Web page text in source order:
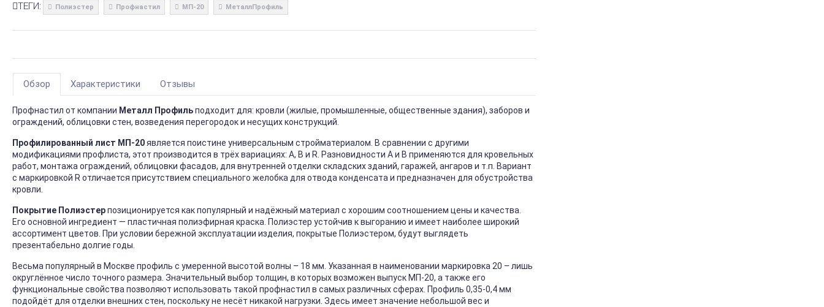
ТЕГИ: Полиэстер Профнастил МП-20 МеталлПрофиль
Обзор Характеристики Отзывы
Профнастил от компании Металл Профильподходит для: кровли (жилые, промышленные, общественные здания), заборов и
ограждений, облицовки стен, возведения перегородок и несущих конструкций.
Профилированный лист МП-20является поистине универсальным стройматериалом. В сравнении с другими
модификациями профлиста, этот производится в трёх вариациях: А, В и R. Разновидности А и В применяются для кровельных
работ, монтажа ограждений, облицовки фасадов, для внутренней отделки складских зданий, гаражей, ангаров и т.п. Вариант
с маркировкой R отличается присутствием специального желобка для отвода конденсата и предназначен для обустройства
кровли.
Покрытие Полиэстерпозиционируется как популярный и надёжный материал с хорошим соотношением цены и качества.
Его основной ингредиент — пластичная полиэфирная краска. Полиэстер устойчив к выгоранию и имеет наиболее широкий
ассортимент цветов. При условии бережной эксплуатации изделия, покрытые Полиэстером, будут выглядеть
презентабельно долгие годы.
Весьма популярный в Москве профиль с умеренной высотой волны – 18 мм. Указанная в наименовании маркировка 20 – лишь
округлённое число точного размера. Значительный выбор толщин, в которых возможен выпуск МП-20, а также его
функциональные свойства позволяют использовать такой профнастил в самых различных сферах. Профиль 0,35-0,4 мм
подойдёт для отделки внешних стен, поскольку не несёт никакой нагрузки. Здесь имеет значение небольшой вес и